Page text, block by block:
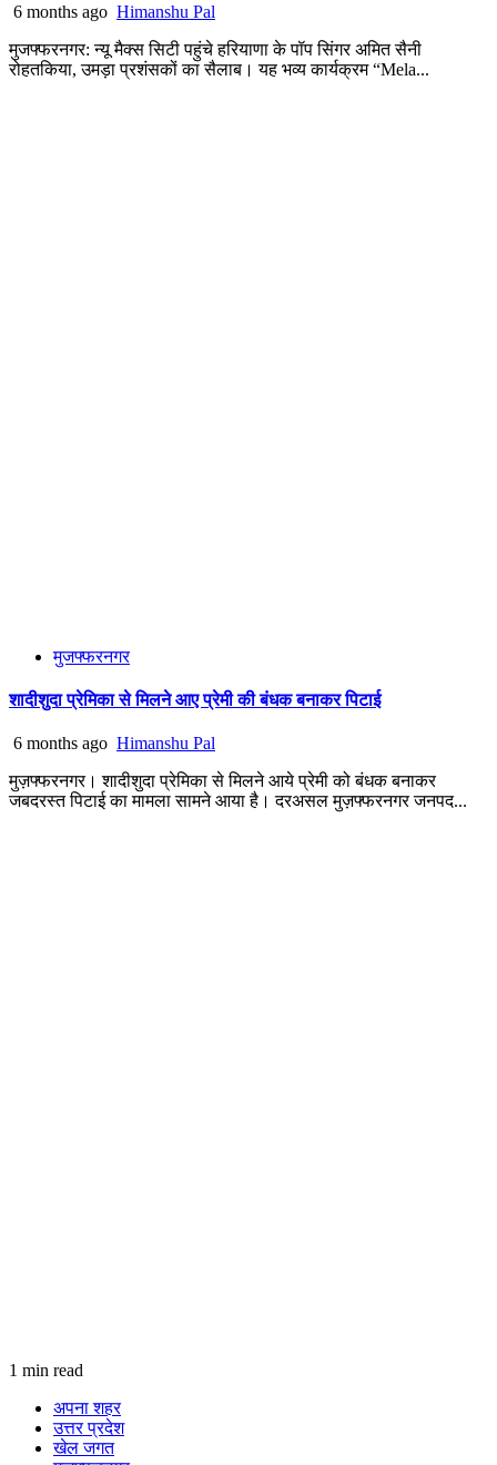
6 months ago Himanshu Pal
मुजफ्फरनगर: न्यू मैक्स सिटी पहुंचे हरियाणा के पॉप सिंगर अमित सैनी
रोहतकिया, उमड़ा प्रशंसकों का सैलाब। यह भव्य कार्यक्रम “Mela...
मुजफ्फरनगर
शादीशुदा प्रेमिका से मिलने आए प्रेमी की बंधक बनाकर पिटाई
6 months ago Himanshu Pal
मुज़फ्फरनगर। शादीशुदा प्रेमिका से मिलने आये प्रेमी को बंधक बनाकर
जबदरस्त पिटाई का मामला सामने आया है। दरअसल मुज़फ्फरनगर जनपद...
1 min read
अपना शहर
उत्तर प्रदेश
खेल जगत